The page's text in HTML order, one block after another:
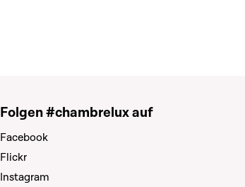
Folgen #chambrelux auf
Facebook
Flickr
Instagram